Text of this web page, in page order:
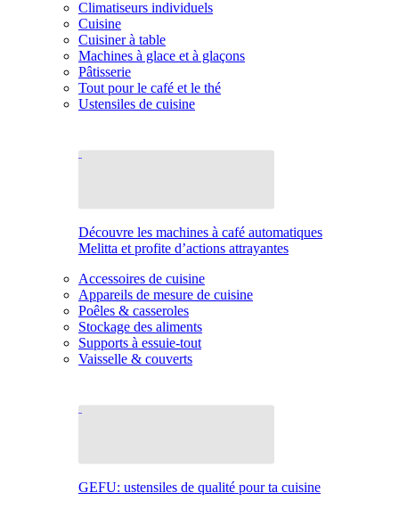
Climatiseurs individuels
Cuisine
Cuisiner à table
Machines à glace et à glaçons
Pâtisserie
Tout pour le café et le thé
Ustensiles de cuisine
Découvre les machines à café automatiques
Melitta et profite d’actions attrayantes
Accessoires de cuisine
Appareils de mesure de cuisine
Poêles & casseroles
Stockage des aliments
Supports à essuie-tout
Vaisselle & couverts
GEFU: ustensiles de qualité pour ta cuisine